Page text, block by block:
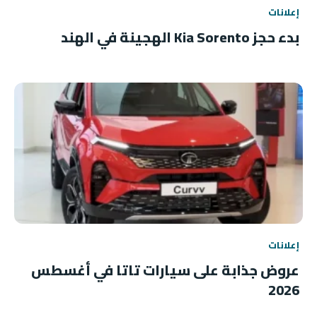
إعلانات
بدء حجز Kia Sorento الهجينة في الهند
إعلانات
عروض جذابة على سيارات تاتا في أغسطس
2026